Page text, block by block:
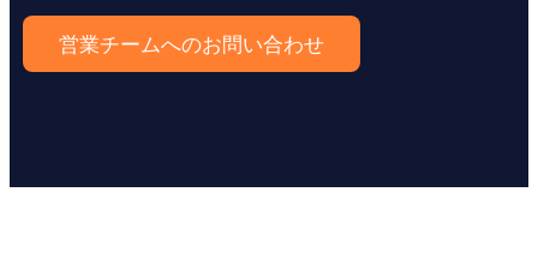
営業チームへのお問い合わせ